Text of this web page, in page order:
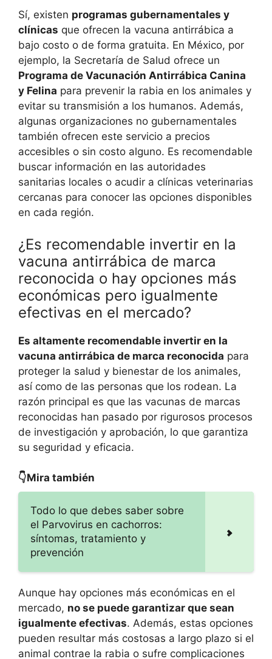
Sí, existen programas gubernamentales y
clínicas que ofrecen la vacuna antirrábica a
bajo costo o de forma gratuita. En México, por
ejemplo, la Secretaría de Salud ofrece un
Programa de Vacunación Antirrábica Canina
y Felina para prevenir la rabia en los animales y
evitar su transmisión a los humanos. Además,
algunas organizaciones no gubernamentales
también ofrecen este servicio a precios
accesibles o sin costo alguno. Es recomendable
buscar información en las autoridades
sanitarias locales o acudir a clínicas veterinarias
cercanas para conocer las opciones disponibles
en cada región.
¿Es recomendable invertir en la
vacuna antirrábica de marca
reconocida o hay opciones más
económicas pero igualmente
efectivas en el mercado?
Es altamente recomendable invertir en la
vacuna antirrábica de marca reconocida para
proteger la salud y bienestar de los animales,
así como de las personas que los rodean. La
razón principal es que las vacunas de marcas
reconocidas han pasado por rigurosos procesos
de investigación y aprobación, lo que garantiza
su seguridad y eficacia.
👇Mira también
Todo lo que debes saber sobre
el Parvovirus en cachorros:
síntomas, tratamiento y
prevención
Aunque hay opciones más económicas en el
mercado, no se puede garantizar que sean
igualmente efectivas. Además, estas opciones
pueden resultar más costosas a largo plazo si el
animal contrae la rabia o sufre complicaciones